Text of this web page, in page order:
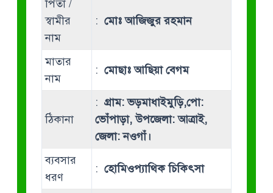
পিতা /
স্বামীর
নাম
: মোঃ আজিজুর রহমান
মাতার
নাম
: মোছাঃ আছিয়া বেগম
ঠিকানা
: গ্রাম: ভড়মাধাইমুড়ি,পো:
ভোঁপাড়া, উপজেলা: আত্রাই,
জেলা: নওগাঁ।
ব্যবসার
ধরণ
: হোমিওপ্যাথিক চিকিৎসা